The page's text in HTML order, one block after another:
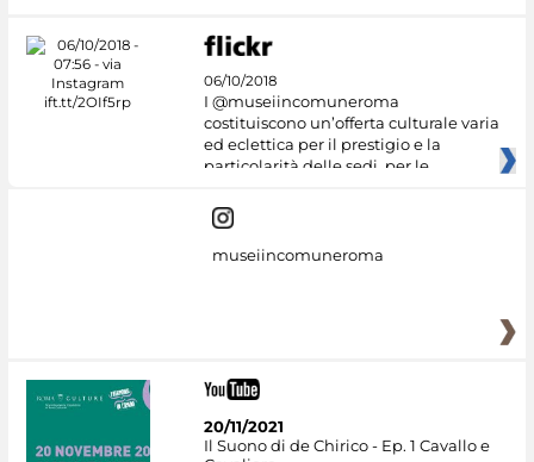
06/10/2018
I @museiincomuneroma
costituiscono un’offerta culturale varia
ed eclettica per il prestigio e la
particolarità delle sedi, per le
museiincomuneroma
20/11/2021
Il Suono di de Chirico - Ep. 1 Cavallo e